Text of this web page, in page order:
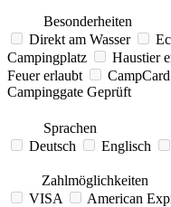
Besonderheiten
Direkt am Wasser
Campingplatz
Haustier
Feuer erlaubt
CampCard
Campinggate Geprüft
Sprachen
Deutsch
Englisch
Zahlmöglichkeiten
VISA
American